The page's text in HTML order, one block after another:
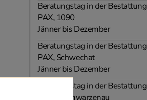
Beratungstag in der Bestattung
PAX, 1090
Jänner bis Dezember
Beratungstag in der Bestattung
PAX, Schwechat
Jänner bis Dezember
Beratungstag in der Bestattung
Hahnl, Schwarzenau